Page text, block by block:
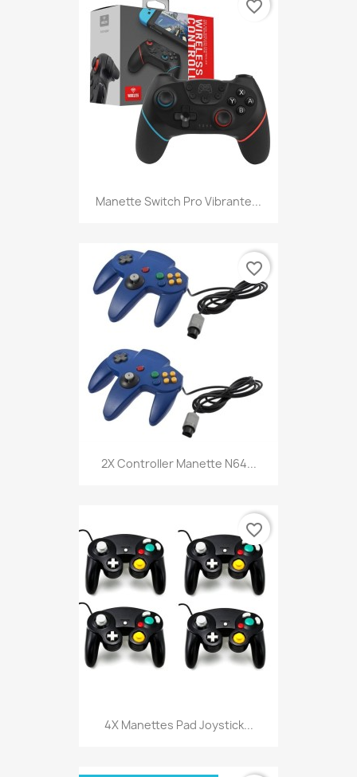
Manette Switch Pro Vibrante...
favorite_border
2X Controller Manette N64...
favorite_border
4X Manettes Pad Joystick...
favorite_border